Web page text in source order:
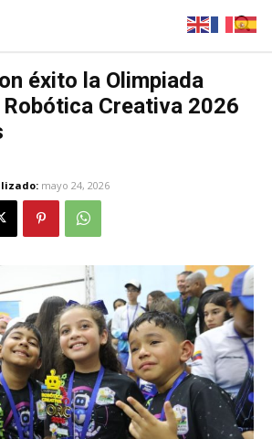
éxito la Olimpiada
Creativa 2026
mayo 24, 2026